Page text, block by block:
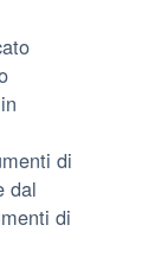
di
dal
di